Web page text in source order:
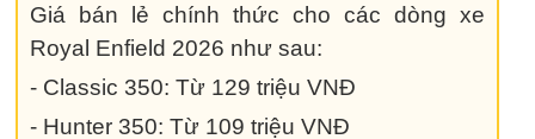
Giá bán lẻ chính thức cho các dòng xe
Royal Enfield 2026 như sau:
- Classic 350: Từ 129 triệu VNĐ
- Hunter 350: Từ 109 triệu VNĐ